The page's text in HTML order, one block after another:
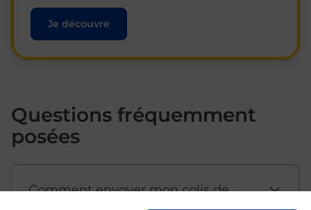
Je découvre
Questions fréquemment
posées
Comment envoyer mon colis de